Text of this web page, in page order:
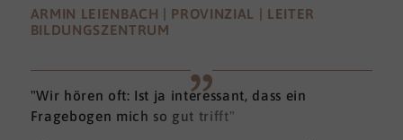
ARMIN LEIENBACH | PROVINZIAL | LEITER
BILDUNGSZENTRUM
"Wir hören oft: Ist ja interessant, dass ein
Fragebogen mich so gut trifft"